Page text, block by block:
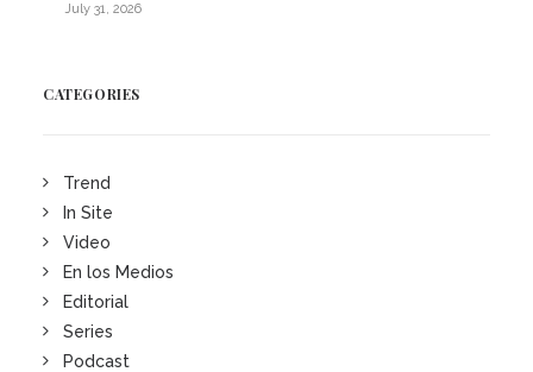
July 31, 2026
CATEGORIES
Trend
In Site
Video
En los Medios
Editorial
Series
Podcast